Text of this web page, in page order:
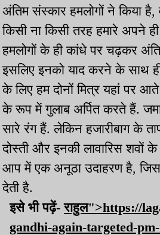
अंतिम संस्कार हमलोगों ने किया है,
किसी ना किसी तरह हमारे अपने
हमलोगों के ही कांधे पर चढ़कर
इसलिए इनको याद करने के साथ
के लिए हम दोनों मित्र यहां पर
के रूप में गुलाब अर्पित करते हैं.
सारे रंग हैं. लेकिन हजारीबाग के
दोस्ती और इनकी लावारिस शवों
आप में एक अनूठा उदाहरण है,
देती है.
इसे भी पढ़ें-राहुल">https://
gandhi-again-targeted-